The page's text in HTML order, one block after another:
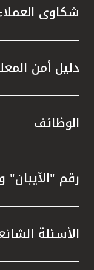
شكاوى
دليل أمن
الوظائف
رقم
الأسئلة